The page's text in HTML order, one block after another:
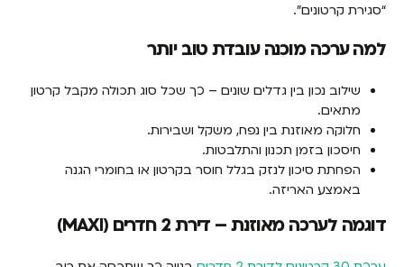
“סגירת קרטונים”.
למה ערכה מוכנה עובדת טוב יותר
שילוב נכון בין גדלים שונים – כך שכל סוג תכולה מקבל קרטון
מתאים.
חלוקה מאוזנת בין נפח, משקל ושבירות.
חיסכון בזמן תכנון והתלבטות.
הפחתת סיכון לנזק בגלל חוסר בקרטון או בחומרי הגנה
באמצע האריזה.
דוגמה לערכה מאוזנת – דירת 2 חדרים (MAXI)